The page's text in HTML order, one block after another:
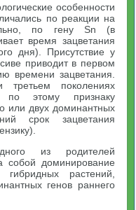
особенности
по реакции на
по гену Sn (в
время зацветания
дня). Присутствие у
приводит в первом
времени зацветания.
поколениях
по этому признаку
или двух доминантных
срок зацветания
из родителей
собой доминирование
растений,
генов раннего